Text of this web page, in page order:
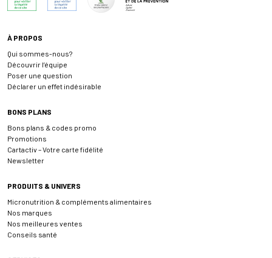
À PROPOS
Qui sommes-nous?
Découvrir l’équipe
Poser une question
Déclarer un effet indésirable
BONS PLANS
Bons plans & codes promo
Promotions
Cartactiv – Votre carte fidélité
Newsletter
PRODUITS & UNIVERS
Micronutrition & compléments alimentaires
Nos marques
Nos meilleures ventes
Conseils santé